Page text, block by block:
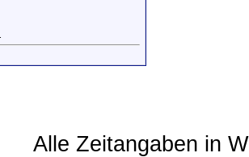
Alle Zeitangaben in